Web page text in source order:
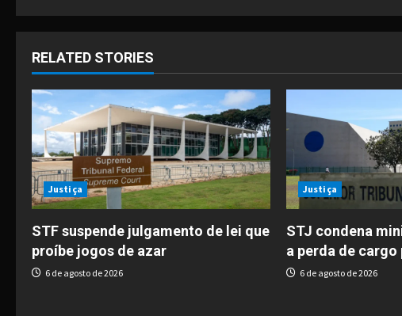
s
t
n
a
v
i
g
a
RELATED STORIES
Justiça
STF suspende julgamento de lei que
proíbe jogos de azar
6 de agosto de 2026
Justiça
STJ condena
a perda de
6 de agosto de 2026